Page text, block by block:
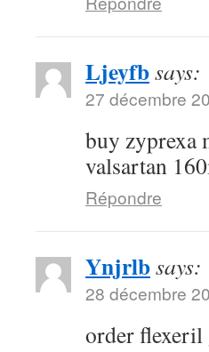
Ljeyfbsays:
27 décembre
buy zyprexa
valsartan
Répondre
Ynjrlbsays:
28 décembre
order flexeril